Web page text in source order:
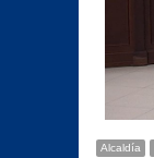
Alcaldía